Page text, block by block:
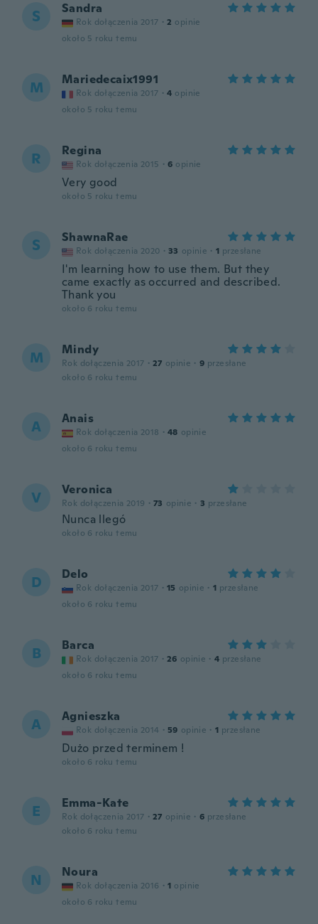
S Sandra
Rok dołączenia 2017 · 2 opinie
około 5 roku temu
M Mariedecaix1991
Rok dołączenia 2017 · 4 opinie
około 5 roku temu
R Regina
Rok dołączenia 2015 · 6 opinie
Very good
około 5 roku temu
S ShawnaRae
Rok dołączenia 2020 · 33 opinie · 1 przesłane
I'm learning how to use them. But they
came exactly as occurred and described.
Thank you
około 6 roku temu
M Mindy
Rok dołączenia 2017 · 27 opinie · 9 przesłane
około 6 roku temu
A Anais
Rok dołączenia 2018 · 48 opinie
około 6 roku temu
V Veronica
Rok dołączenia 2019 · 73 opinie · 3 przesłane
Nunca llegó
około 6 roku temu
D Delo
Rok dołączenia 2017 · 15 opinie · 1 przesłane
około 6 roku temu
B Barca
Rok dołączenia 2017 · 26 opinie · 4 przesłane
około 6 roku temu
A Agnieszka
Rok dołączenia 2014 · 59 opinie · 1 przesłane
Dużo przed terminem !
około 6 roku temu
E Emma-Kate
Rok dołączenia 2017 · 27 opinie · 6 przesłane
około 6 roku temu
N Noura
Rok dołączenia 2016 · 1 opinie
około 6 roku temu